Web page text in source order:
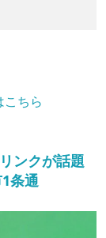
こちら
ンクが話題
条通